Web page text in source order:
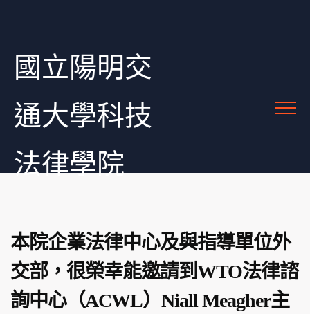
國立陽明交
通大學科技
法律學院
本院企業法律中心及與指導單位外
交部，很榮幸能邀請到WTO法律諮
詢中心（ACWL）Niall Meagher主